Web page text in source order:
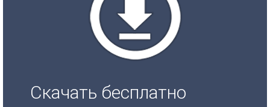
Скачать бесплатно